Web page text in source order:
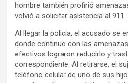
hombre también profirió
volvió a solicitar asistencia al 911.
Al llegar la policia, el acusado se
donde continuó con las
efectivos lograron reducirlo y
correspondiente. Al retirarse, el
teléfono celular de uno de sus